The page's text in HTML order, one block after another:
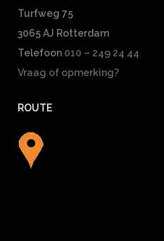
Turfweg 75
3065 AJ Rotterdam
Telefoon 010 – 249 24 44
Vraag of opmerking?
ROUTE